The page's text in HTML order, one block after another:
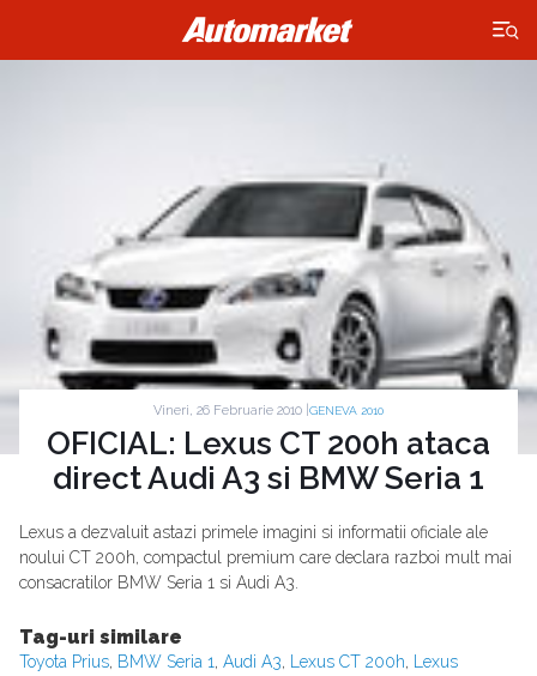
×
Vineri, 26 Februarie 2010 | GENEVA 2010
OFICIAL: Lexus CT 200h ataca
direct Audi A3 si BMW Seria 1
Lexus a dezvaluit astazi primele imagini si informatii oficiale ale
noului CT 200h, compactul premium care declara razboi mult mai
consacratilor BMW Seria 1 si Audi A3.
Tag-uri similare
Toyota Prius, BMW Seria 1, Audi A3, Lexus CT 200h, Lexus